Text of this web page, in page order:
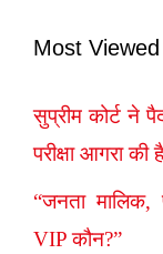
Most
सुप्रीम कोर्ट ने
परीक्षा आगरा की है
“जनता मालिक,
VIP कौन?”